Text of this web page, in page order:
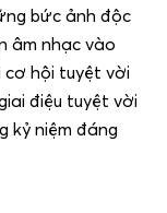
bức ảnh độc
âm nhạc vào
cơ hội tuyệt vời
điệu tuyệt vời
kỷ niệm đáng